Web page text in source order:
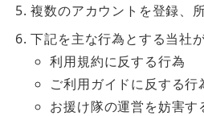
複数のアカウントを登録、
下記を主な行為とする当社
利用規約に反する行為
ご利用ガイドに反する行
お援け隊の運営を妨害す